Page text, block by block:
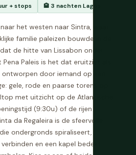
+ stops 🏨 3 nachten Lagos
het westen naar Sintra, waar
familie paleizen bouwde in de
de hitte van Lissabon onder
Paleis is het dat eruitziet als
door iemand op een
gele, rode en paarse torens op
met uitzicht op de Atlantische
(9:30u) of de rijen
da Regaleira is de sfeervolle:
ondergronds spiraliseert,
en een kapel bedekt